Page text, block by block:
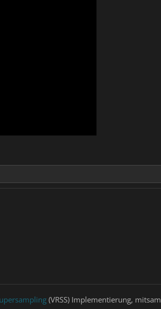
(VRSS) Implementierung,